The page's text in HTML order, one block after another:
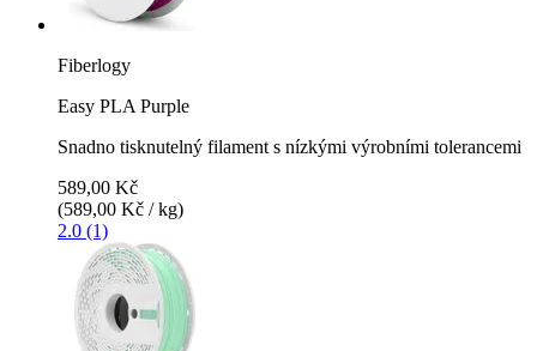
Fiberlogy
Easy PLA Purple
Snadno tisknutelný filament s nízkými výrobními tolerancemi
589,00 Kč
(589,00 Kč / kg)
2.0 (1)